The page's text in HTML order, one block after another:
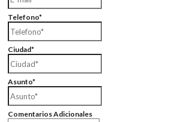
Telefono*
Ciudad*
Asunto*
Comentarios Adicionales